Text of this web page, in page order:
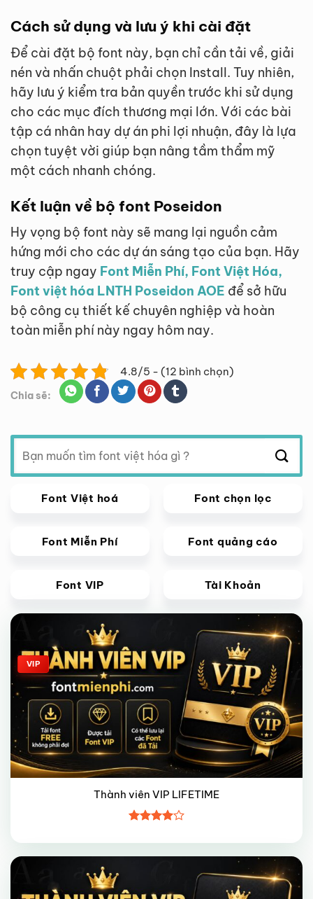
Cách sử dụng và lưu ý khi cài đặt
Để cài đặt bộ font này, bạn chỉ cần tải về, giải
nén và nhấn chuột phải chọn Install. Tuy nhiên,
hãy lưu ý kiểm tra bản quyền trước khi sử dụng
cho các mục đích thương mại lớn. Với các bài
tập cá nhân hay dự án phi lợi nhuận, đây là lựa
chọn tuyệt vời giúp bạn nâng tầm thẩm mỹ
một cách nhanh chóng.
Kết luận về bộ font Poseidon
Hy vọng bộ font này sẽ mang lại nguồn cảm
hứng mới cho các dự án sáng tạo của bạn. Hãy
truy cập ngay Font Miễn Phí, Font Việt Hóa,
Font việt hóa LNTH Poseidon AOE để sở hữu
bộ công cụ thiết kế chuyên nghiệp và hoàn
toàn miễn phí này ngay hôm nay.
4.8/5 - (12 bình chọn)
Chia sẽ:
Tìm
kiếm:
Font Việt hoá Font chọn lọc
Font Miễn Phí Font quảng cáo
Font VIP Tài Khoản
Giảm giá!
VIP
Thành viên VIP LIFETIME
xếp hạng
45 sao
Giảm giá!